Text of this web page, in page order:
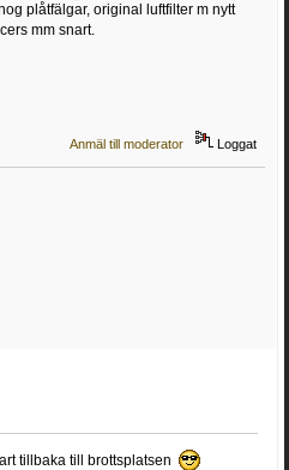
plåtfälgar, original luftfilter m nytt
mm snart.
Anmäl till moderator Loggat
tillbaka till brottsplatsen